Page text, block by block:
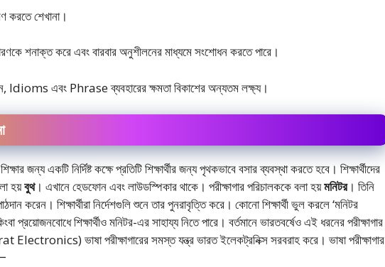
করতে শেখানা।
শনাক্ত করে এবং বারবার অনুশীলনের মাধ্যমে সংশােধন করতে পারে।
Idioms এবং Phrase ব্যবহারের ক্ষমতা বিকাশের অন্যতম লক্ষ্য।
শিক্ষার জন্য একটি নির্দিষ্ট কক্ষে প্রতিটি শিক্ষার্থীর জন্য পৃথকভাবে বসার ব্যবস্থা করতে হবে। শিক্ষার্থীদের
হয়বুথ। এখানে হেডফোন এবং লাউডস্পিকার থাকে। পরীক্ষাগার পরিচালককে বলা হয়মনিটর। তিনি
করেন। শিক্ষার্থীরা নির্দেশগুলি শুনে তার পুনরাবৃত্তি করে। কোনাে শিক্ষার্থী ভুল করলে ‘মনিটর
প্রয়ােজনবােধে শিক্ষার্থীও মনিটর-এর সাহায্য নিতে পারে। বর্তমানে ভারতবর্ষেও এই ধরনের পরীক্ষাগার
Electronics) ভাষা পরীক্ষাগারের সমস্ত যন্ত্র ভারত ইলেকট্রনিক্স সরবরাহ করে। ভাষা পরীক্ষাগার